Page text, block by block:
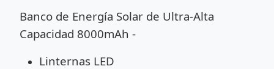
Banco de Energía Solar de Ultra-Alta
Capacidad 8000mAh -
Linternas LED